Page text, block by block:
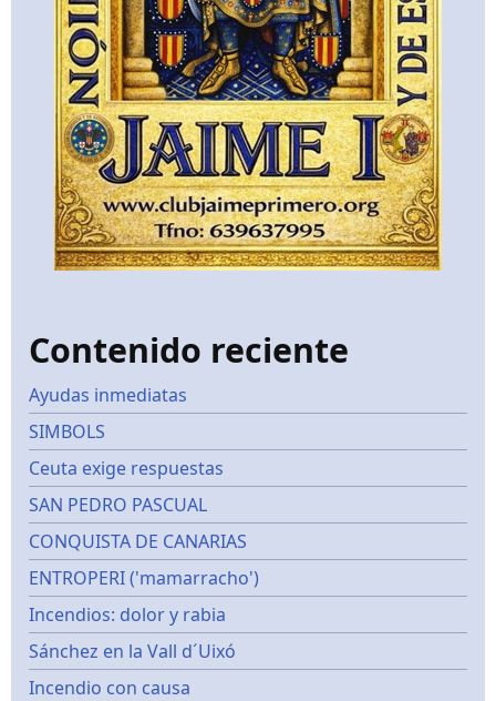
Contenido reciente
Ayudas inmediatas
SIMBOLS
Ceuta exige respuestas
SAN PEDRO PASCUAL
CONQUISTA DE CANARIAS
ENTROPERI ('mamarracho')
Incendios: dolor y rabia
Sánchez en la Vall d´Uixó
Incendio con causa